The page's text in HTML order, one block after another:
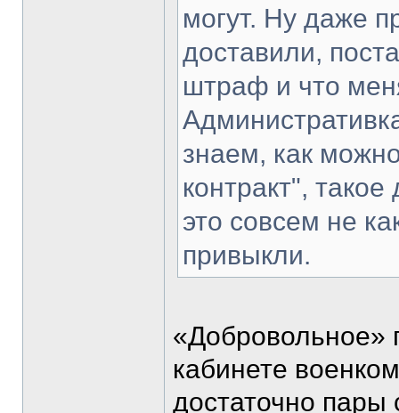
могут. Ну даже
доставили,
штраф и что
знаем, как
контракт",
это совсем не
привыкли.
«Добровольное»
кабинете
достаточно пары